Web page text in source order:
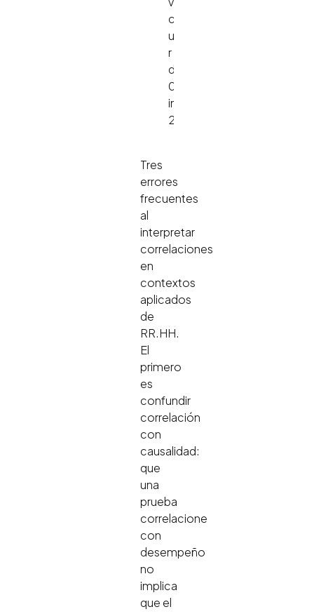
compartida;
una
r
de
0.50
implica
25%.
Tres
errores
frecuentes
al
interpretar
correlaciones
en
contextos
aplicados
de
RR.HH.
El
primero
es
confundir
correlación
con
causalidad:
que
una
prueba
correlacione
con
desempeño
no
implica
que el